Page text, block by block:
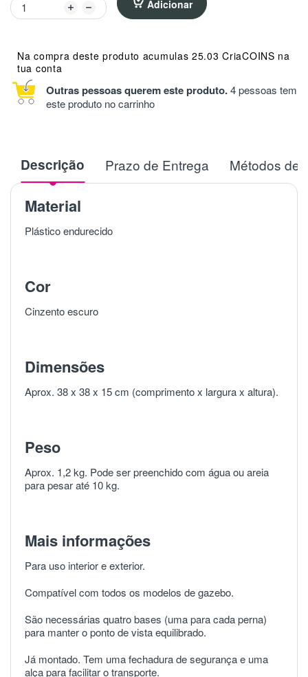
Adicionar
Na compra deste produto acumulas 25.03 CriaCOINS na
tua conta
Outras pessoas querem este produto.4 pessoas tem
este produto no carrinho
Descrição Prazo de Entrega Métodos de
Material
Plástico endurecido
Cor
Cinzento escuro
Dimensões
Aprox. 38 x 38 x 15 cm (comprimento x largura x altura).
Peso
Aprox. 1,2 kg. Pode ser preenchido com água ou areia
para pesar até 10 kg.
Mais informações
Para uso interior e exterior.
Compatível com todos os modelos de gazebo.
São necessárias quatro bases (uma para cada perna)
para manter o ponto de vista equilibrado.
Já montado. Tem uma fechadura de segurança e uma
alça para facilitar o transporte.